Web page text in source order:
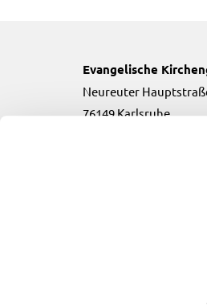
Evangelische
Neureuter
76149 Karlsruhe
Evangelische